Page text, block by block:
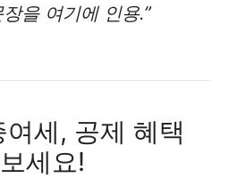
을 여기에 인용.”
세, 공제 혜택
세요!